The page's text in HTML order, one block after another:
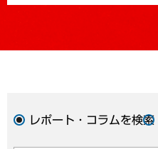
レポート・コラムを検索